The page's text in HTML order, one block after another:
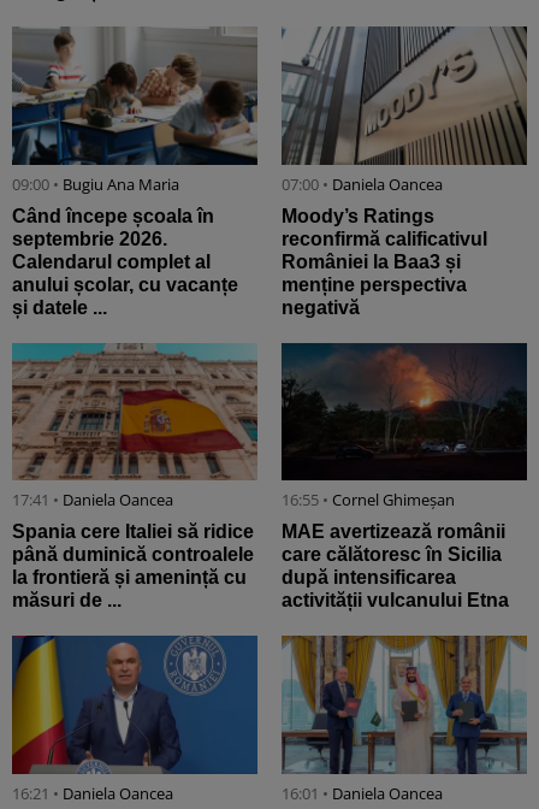
09:00 • Bugiu ⁠Ana Maria
Când începe școala în
septembrie 2026.
Calendarul complet al
anului școlar, cu vacanțe
și datele ...
07:00 • Daniela Oancea
Moody’s Ratings
reconfirmă calificativul
României la Baa3 și
menține perspectiva
negativă
17:41 • Daniela Oancea
Spania cere Italiei să ridice
până duminică controalele
la frontieră și amenință cu
măsuri de ...
16:55 • Cornel Ghimeșan
MAE avertizează românii
care călătoresc în Sicilia
după intensificarea
activității vulcanului Etna
16:21 • Daniela Oancea 16:01 • Daniela Oancea